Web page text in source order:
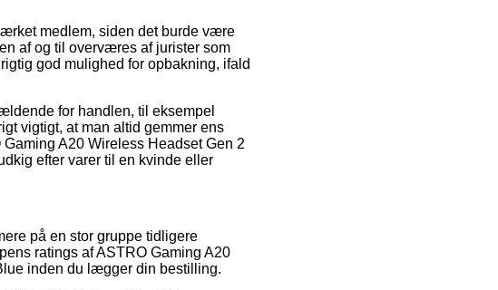
medlem, siden det burde være
af og til overværes af jurister som
god mulighed for opbakning, ifald
for handlen, til eksempel
vigtigt, at man altid gemmer ens
A20 Wireless Headset Gen 2
efter varer til en kvinde eller
på en stor gruppe tidligere
ratings af ASTRO Gaming A20
inden du lægger din bestilling.